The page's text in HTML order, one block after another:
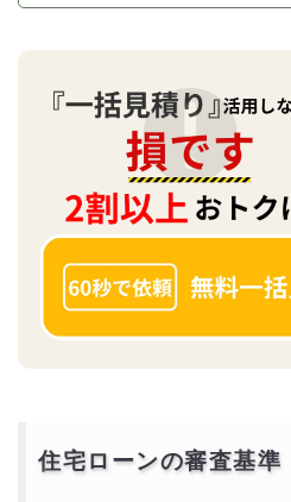
住宅ローンの審査基準